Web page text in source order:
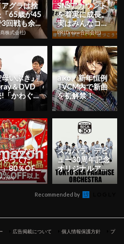
グラは捨
「65歳が45
3回戦も余
日31円で
絶好調！
株式会社)
SNSアカウント
を着実に成長。
実はみんなココ
使ってます。
PR(Dreaw合同会社)
いぶき』
＆DVD
!「かわぐち
×西島秀
ペシャル...
aiko、新年恒例
TVCM内で新曲
を初解禁！
、こんなセ
ってた
」80％OFF
が続々登
の本
スカパラ、デビ
ュー30周年記念
オリジナルアル
バム 11月20日
(水)発売決定！
Recommended by
広告掲載について 個人情報保護方針
プ